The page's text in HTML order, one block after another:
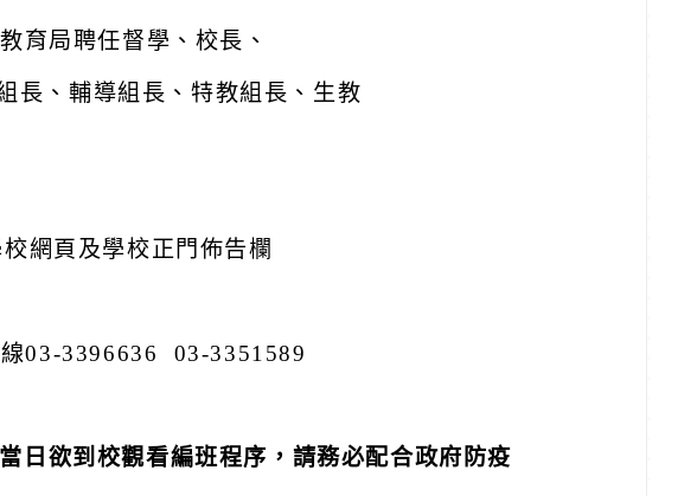
教育局聘任督學、校長、
長、輔導組長、特教組長、生教
網頁及學校正門佈告欄
03-3396636 03-3351589
日欲到校觀看編班程序，請務必配合政府防疫